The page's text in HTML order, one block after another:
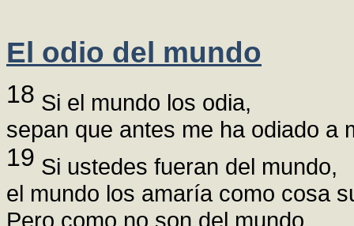
El odio del mundo
18 Si el mundo los odia,
sepan que antes me ha odiado a
19 Si ustedes fueran del mundo,
el mundo los amaría como cosa
Pero como no son del mundo,